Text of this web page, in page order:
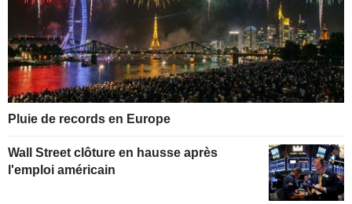
Pluie de records en Europe
Wall Street clôture en hausse après
l'emploi américain